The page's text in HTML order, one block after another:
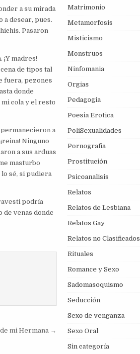
a su mirada
a desear, pues.
Pasaron
madres!
de tipos tal
fuera, pezones
donde
mi cola y el resto
a
Ninguno
a sus arduas
masturbo
sé, si pudiera
podría
de venas donde
mi Hermana →
Matrimonio
Metamorfosis
Misticismo
Monstruos
Ninfomania
Orgias
Pedagogia
Poesia Erotica
PoliSexualidades
Pornografia
Prostitución
Psicoanalisis
Relatos
Relatos de Lesbiana
Relatos Gay
Relatos no Clasificados
Rituales
Romance y Sexo
Sadomasoquismo
Seducción
Sexo de venganza
Sexo Oral
Sin categoría